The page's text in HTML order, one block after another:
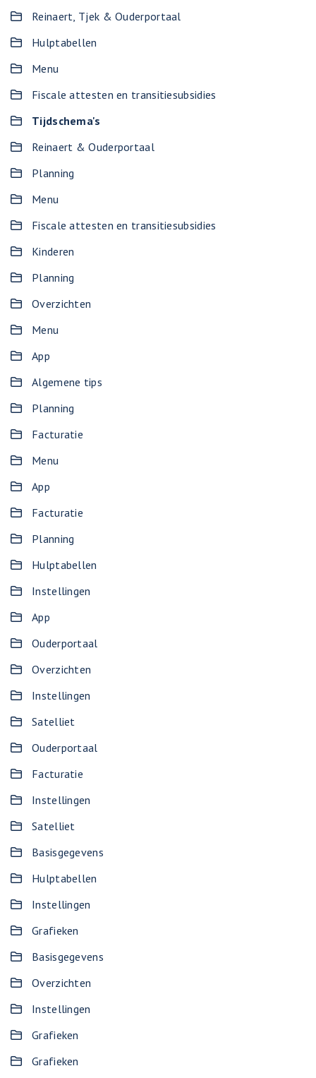
Reinaert, Tjek & Ouderportaal
Hulptabellen
Menu
Fiscale attesten en transitiesubsidies
Tijdschema's
Reinaert & Ouderportaal
Planning
Menu
Fiscale attesten en transitiesubsidies
Kinderen
Planning
Overzichten
Menu
App
Algemene tips
Planning
Facturatie
Menu
App
Facturatie
Planning
Hulptabellen
Instellingen
App
Ouderportaal
Overzichten
Instellingen
Satelliet
Ouderportaal
Facturatie
Instellingen
Satelliet
Basisgegevens
Hulptabellen
Instellingen
Grafieken
Basisgegevens
Overzichten
Instellingen
Grafieken
Grafieken